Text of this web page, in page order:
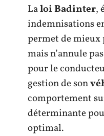
Laloi Badinter,
indemnisations
permet de mieux
mais n’annule
pour le
gestion de son
comportement
déterminante
optimal.